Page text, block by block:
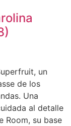
un
de los
Una
al detalle
Room, su base